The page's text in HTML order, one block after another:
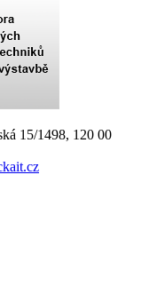
15/1498, 120 00